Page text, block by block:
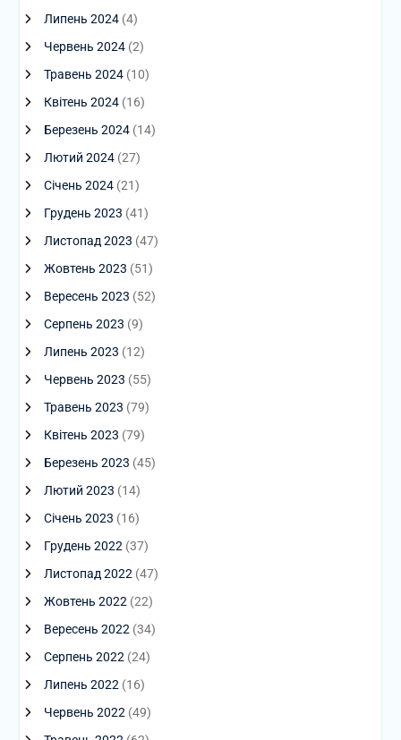
Липень 2024(4)
Червень 2024(2)
Травень 2024(10)
Квітень 2024(16)
Березень 2024(14)
Лютий 2024(27)
Січень 2024(21)
Грудень 2023 (41)
Листопад 2023 (47)
Жовтень 2023 (51)
Вересень 2023 (52)
Серпень 2023 (9)
Липень 2023 (12)
Червень 2023 (55)
Травень 2023 (79)
Квітень 2023 (79)
Березень 2023 (45)
Лютий 2023 (14)
Січень 2023 (16)
Грудень 2022 (37)
Листопад 2022 (47)
Жовтень 2022 (22)
Вересень 2022 (34)
Серпень 2022 (24)
Липень 2022 (16)
Червень 2022 (49)